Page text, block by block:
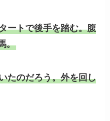
ートで後手を踏む。腹
。
たのだろう。外を回し